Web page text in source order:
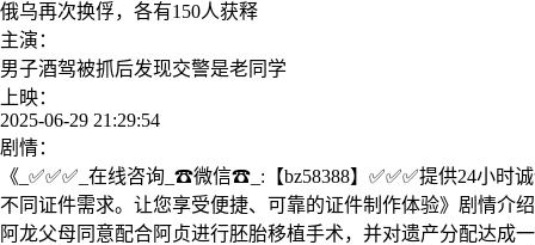
俄乌再次换俘，各有150人获释
主演：
男子酒驾被抓后发现交警是老同学
上映：
2025-06-29 21:29:54
剧情：
《_✅✅✅_在线咨询_☎微信☎_:【bz58388】✅✅✅提供24小
不同证件需求。让您享受便捷、可靠的证件制作体验》剧情介
阿龙父母同意配合阿贞进行胚胎移植手术，并对遗产分配达成